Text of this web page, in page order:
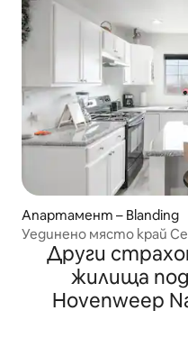
Апартамент – Blanding
Уединено място край
Други
жилища
Hovenweep